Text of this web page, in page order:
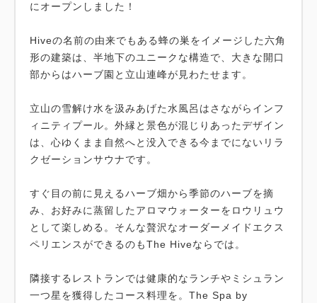
にオープンしました！
Hiveの名前の由来でもある蜂の巣をイメージした六角
形の建築は、半地下のユニークな構造で、大きな開口
部からはハーブ園と立山連峰が見わたせます。
立山の雪解け水を汲みあげた水風呂はさながらインフ
ィニティプール。外縁と景色が混じりあったデザイン
は、心ゆくまま自然へと没入できる今までにないリラ
クゼーションサウナです。
すぐ目の前に見えるハーブ畑から季節のハーブを摘
み、お好みに蒸留したアロマウォーターをロウリュウ
として楽しめる。そんな贅沢なオーダーメイドエクス
ペリエンスができるのもThe Hiveならでは。
隣接するレストランでは健康的なランチやミシュラン
一つ星を獲得したコース料理を。The Spa by